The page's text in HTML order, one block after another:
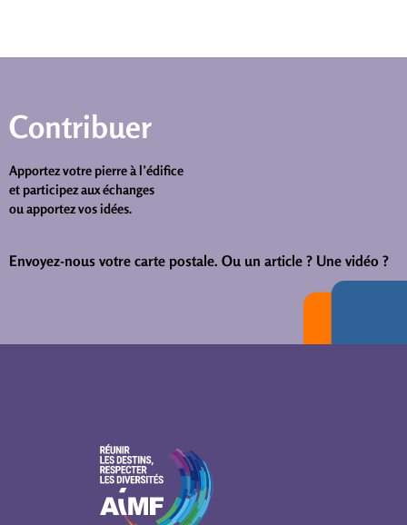
Contribuer
Apportez votre pierre à l’édifice
et participez aux échanges
ou apportez vos idées.
Envoyez-nous votre carte postale. Ou un article ? Une vidéo ?